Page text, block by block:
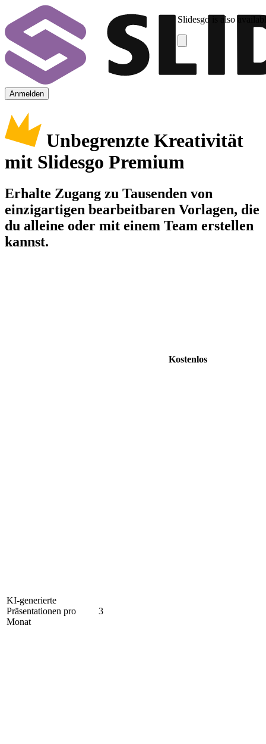
Slidesgo is also
Anmelden
Unbegrenzte Kreativität
mit Slidesgo Premium
Erhalte Zugang zu Tausenden von
einzigartigen bearbeitbaren Vorlagen, die
du alleine oder mit einem Team erstellen
kannst.
Kostenlos
KI-generierte
Präsentationen pro
Monat
3